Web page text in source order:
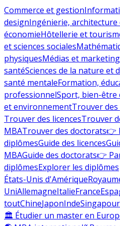
Commerce et gestion
designIngénierie, architecture
économieHôtellerie et
et sciences sociales
physiquesMédias et marketing
santéSciences de la nature et
santé mentaleFormation,
professionnelSport, bien-être
et environnementTrouver
Trouver des licencesTrouver
MBATrouver des doctorats👉
diplômesGuide des licences
MBAGuide des doctorats👉
diplômesExplorer les diplômes
États-Unis d'Amérique
UniAllemagneItalieFrance
toutChineJaponIndeSingapour
🏛 Étudier un master en